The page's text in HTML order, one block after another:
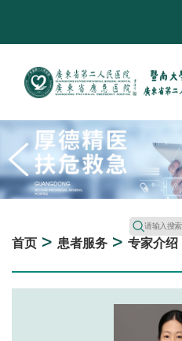
首页 > 患者服务 > 专家介绍